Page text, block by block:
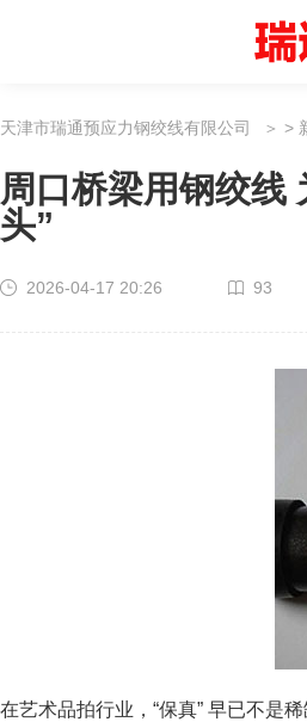
天津市瑞通预应力钢绞线有限公司 >
周口桥梁用钢绞线
头”
2026-04-17 20:26 93
在艺术品拍行业，“保真” 早已不是